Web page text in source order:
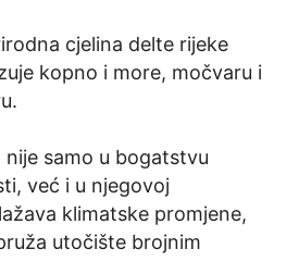
cjelina delte rijeke
kopno i more, močvaru i
samo u bogatstvu
već i u njegovoj
klimatske promjene,
utočište brojnim